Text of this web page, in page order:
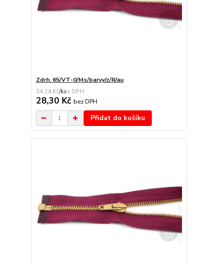
Zdrh. 65/VT-0/Ms/barvy/z/R/au
34,24 Kč/ks
28,30 Kč bez DPH
Přidat do košíku